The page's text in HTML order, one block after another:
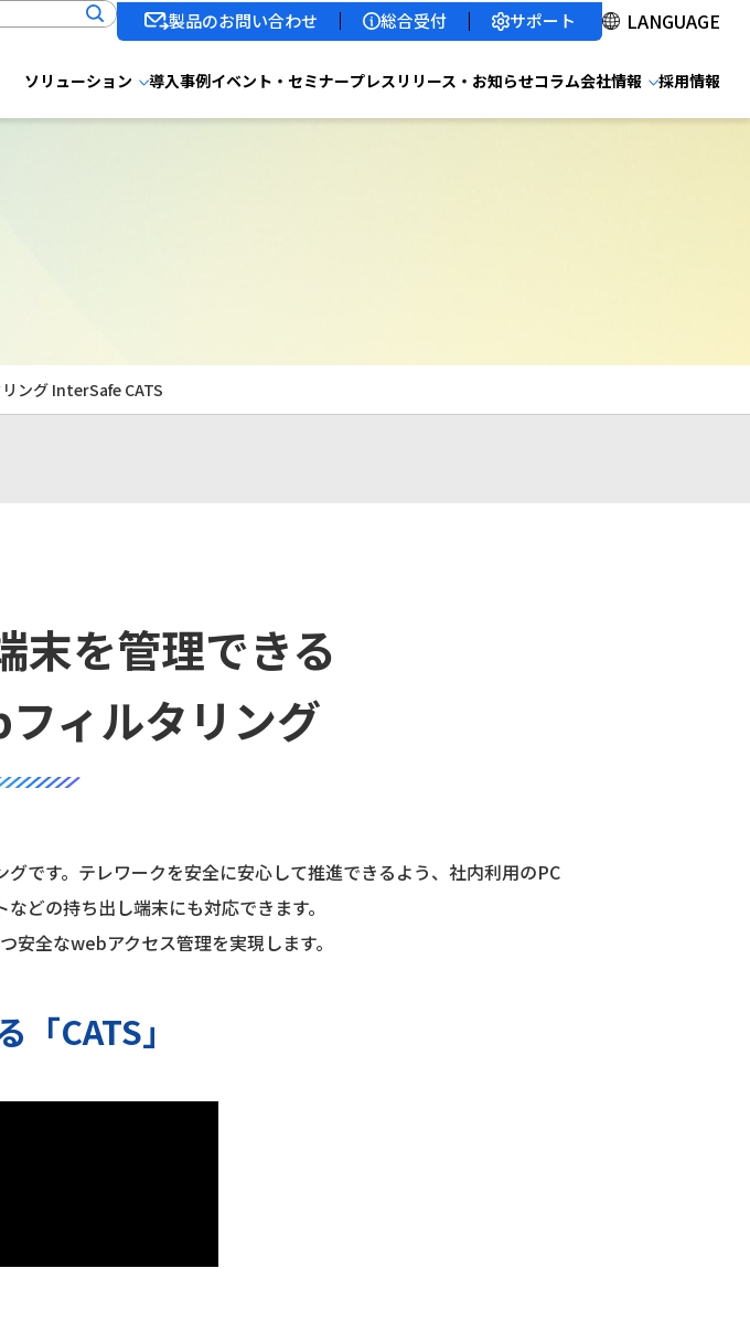
製品のお問い合わせ 総合受付 サポート
ソリューション 導入事例イベント・セミナープレスリリース・お知らせコラム会社情報 採用情報
ング InterSafe CATS
末を管理できる
ィルタリング
です。テレワークを安全に安心して推進できるよう、社内利用のPC
どの持ち出し端末にも対応できます。
全なwebアクセス管理を実現します。
「CATS」